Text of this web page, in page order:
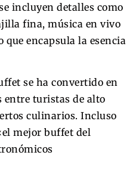
incluyen detalles como
fina, música en vivo
encapsula la esencia
se ha convertido en
entre turistas de alto
culinarios. Incluso
mejor buffet del